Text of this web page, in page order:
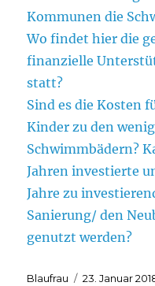
Kommunen die
Wo findet hier die
finanzielle
statt?
Sind es die Kosten
Kinder zu den
Schwimmbädern?
Jahren investierte
Jahre zu
Sanierung/ den
genutzt werden?
Autor
Blaufrau
Veröffentlicht
23. Januar